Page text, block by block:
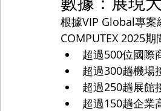
根據VIP Global專案
COMPUTEX 2025期
超過500位國際
超過300趟機場
超過250趟展館
超過150趟企業